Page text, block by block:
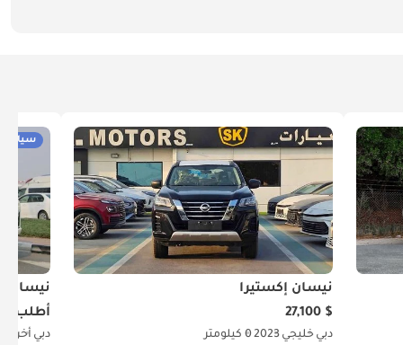
نيسان إكستيرا
$ 27,100
دبي خليجي 20230 كيلومتر
نيسان
أطلب
دبي أخرى